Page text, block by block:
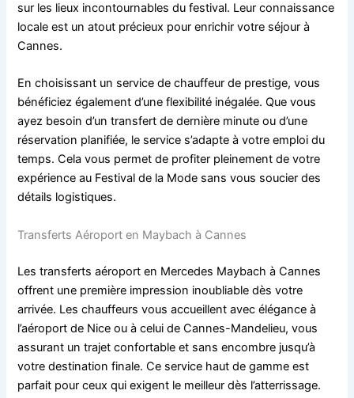
sur les lieux incontournables du festival. Leur connaissance
locale est un atout précieux pour enrichir votre séjour à
Cannes.
En choisissant un service de chauffeur de prestige, vous
bénéficiez également d’une flexibilité inégalée. Que vous
ayez besoin d’un transfert de dernière minute ou d’une
réservation planifiée, le service s’adapte à votre emploi du
temps. Cela vous permet de profiter pleinement de votre
expérience au Festival de la Mode sans vous soucier des
détails logistiques.
Transferts Aéroport en Maybach à Cannes
Les transferts aéroport en Mercedes Maybach à Cannes
offrent une première impression inoubliable dès votre
arrivée. Les chauffeurs vous accueillent avec élégance à
l’aéroport de Nice ou à celui de Cannes-Mandelieu, vous
assurant un trajet confortable et sans encombre jusqu’à
votre destination finale. Ce service haut de gamme est
parfait pour ceux qui exigent le meilleur dès l’atterrissage.